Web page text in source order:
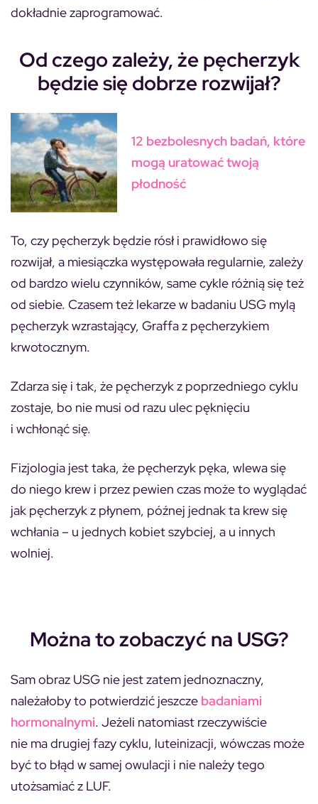
dokładnie zaprogramować.
Od czego zależy, że pęcherzyk
będzie się dobrze rozwijał?
12 bezbolesnych badań, które
mogą uratować twoją
płodność
To, czy pęcherzyk będzie rósł i prawidłowo się
rozwijał, a miesiączka występowała regularnie, zależy
od bardzo wielu czynników, same cykle różnią się też
od siebie. Czasem też lekarze w badaniu USG mylą
pęcherzyk wzrastający, Graffa z pęcherzykiem
krwotocznym.
Zdarza się i tak, że pęcherzyk z poprzedniego cyklu
zostaje, bo nie musi od razu ulec pęknięciu
i wchłonąć się.
Fizjologia jest taka, że pęcherzyk pęka, wlewa się
do niego krew i przez pewien czas może to wyglądać
jak pęcherzyk z płynem, późnej jednak ta krew się
wchłania – u jednych kobiet szybciej, a u innych
wolniej.
Można to zobaczyć na USG?
Sam obraz USG nie jest zatem jednoznaczny,
należałoby to potwierdzić jeszcze badaniami
hormonalnymi. Jeżeli natomiast rzeczywiście
nie ma drugiej fazy cyklu, luteinizacji, wówczas może
być to błąd w samej owulacji i nie należy tego
utożsamiać z LUF.